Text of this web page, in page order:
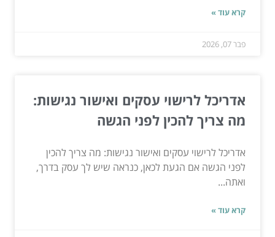
קרא עוד »
פבר 07, 2026
אדריכל לרישוי עסקים ואישור נגישות:
מה צריך להכין לפני הגשה
אדריכל לרישוי עסקים ואישור נגישות: מה צריך להכין
לפני הגשה אם הגעת לכאן, כנראה שיש לך עסק בדרך,
ואתה...
קרא עוד »